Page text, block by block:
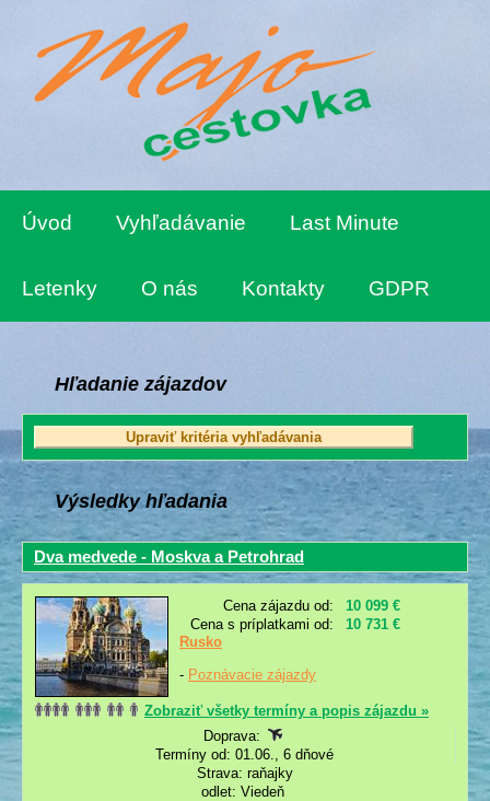
Úvod Vyhľadávanie Last Minute
Letenky O nás Kontakty GDPR
Hľadanie zájazdov
Výsledky hľadania
Dva medvede - Moskva a Petrohrad
Cena zájazdu od:
10 099 €
Cena s príplatkami od:
10 731 €
Rusko
- Poznávacie zájazdy
Zobraziť všetky termíny a popis zájazdu »
Doprava:
Termíny od: 01.06., 6 dňové
Strava: raňajky
odlet: Viedeň